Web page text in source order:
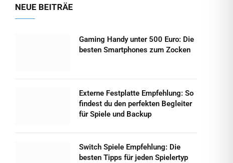
NEUE BEITRÄE
Gaming Handy unter 500 Euro: Die
besten Smartphones zum Zocken
Externe Festplatte Empfehlung: So
findest du den perfekten Begleiter
für Spiele und Backup
Switch Spiele Empfehlung: Die
besten Tipps für jeden Spielertyp